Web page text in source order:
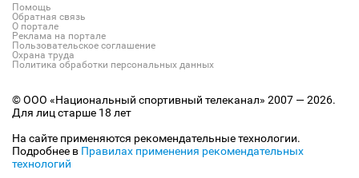
Помощь
Обратная связь
О портале
Реклама на портале
Пользовательское соглашение
Охрана труда
Политика обработки персональных данных
© ООО «Национальный спортивный телеканал» 2007 — 2026.
Для лиц старше 18 лет
На сайте применяются рекомендательные технологии.
Подробнее в Правилах применения рекомендательных
технологий